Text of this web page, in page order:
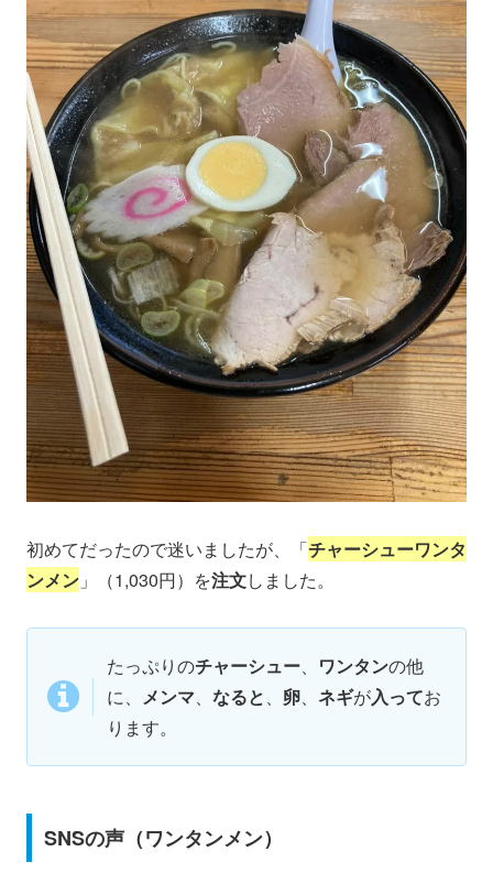
初めてだったので迷いましたが、「チャーシューワンタ
ンメン 」（1,030円）を注文しました。
たっぷりのチャーシュー、 ワンタンの他
に、 メンマ、 なると、 卵、 ネギが入ってお
ります。
SNSの声（ワンタンメン）